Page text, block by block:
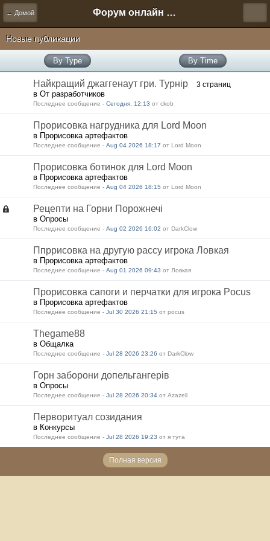
← Домой Форум онлайн игры "Новая Эра" (Нюра Биз)
Новые публикации
By Type By Time
Найкращий джаггенаут гри. Турнір 3 страниц
в От разработчиков
Последнее сообщение - Сегодня, 12:13 от ckob
Прорисовка нагрудника для Lord Moon
в Прорисовка артефактов
Последнее сообщение - Aug 04 2026 18:17 от Lord Moon
Прорисовка ботинок для Lord Moon
в Прорисовка артефактов
Последнее сообщение - Aug 04 2026 18:15 от Lord Moon
Рецепти на Горни Порожнечі
в Опросы
Последнее сообщение - Aug 02 2026 16:02 от DarkClow
Ппррисовка на другую рассу игрока Ловкая
в Прорисовка артефактов
Последнее сообщение - Aug 01 2026 09:43 от Ловкая
Прорисовка сапоги и перчатки для игрока Pocus
в Прорисовка артефактов
Последнее сообщение - Jul 30 2026 21:15 от pocus
Thegame88
в Общалка
Последнее сообщение - Jul 28 2026 23:26 от DarkClow
Горн заборони допельгангерів
в Опросы
Последнее сообщение - Jul 28 2026 20:34 от Azazell
Перворитуал созидания
в Конкурсы
Последнее сообщение - Jul 28 2026 19:23 от я тута
Полная версия